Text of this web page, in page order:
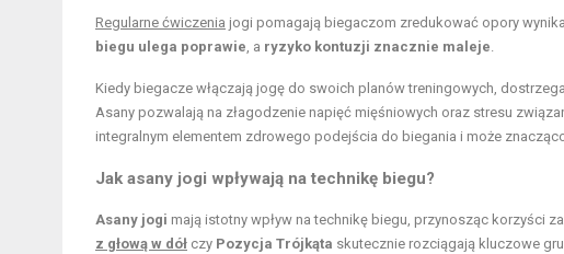
Regularne ćwiczenia jogi pomagają biegaczom zredukować opory
biegu ulega poprawie, a ryzyko kontuzji znacznie maleje.
Kiedy biegacze włączają jogę do swoich planów treningowych,
Asany pozwalają na złagodzenie napięć mięśniowych oraz stresu
integralnym elementem zdrowego podejścia do biegania i może
Jak asany jogi wpływają na technikę biegu?
Asany jogi mają istotny wpływ na technikę biegu, przynosząc korzyści
z głową w dół czy Pozycja Trójkąta skutecznie rozciągają kluczowe